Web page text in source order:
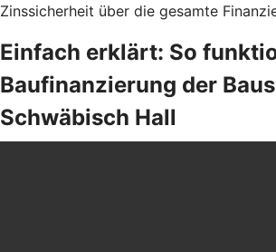
Zinssicherheit über die gesamte
Einfach erklärt: So
Baufinanzierung der
Schwäbisch Hall